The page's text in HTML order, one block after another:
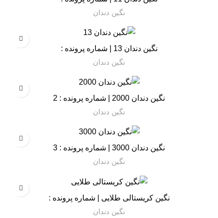
نگین دندان
نگین دندان 13 | شماره پرونده :
نگین دندان
نگین دندان 2000 | شماره پرونده : 2
نگین دندان
نگین دندان 3000 | شماره پرونده : 3
نگین دندان
نگین کریستالی طلایی | شماره پرونده :
نگین دندان